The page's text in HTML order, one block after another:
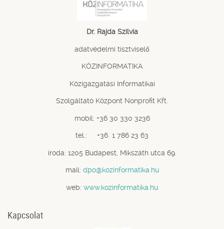
Dr. Rajda Szilvia
adatvédelmi tisztviselő
KÖZINFORMATIKA
Közigazgatási Informatikai
Szolgáltató Központ Nonprofit Kft.
mobil: +36 30 330 3236
tel.: +36 1 786 23 63
iroda: 1205 Budapest, Mikszáth utca 69.
mail: dpo@kozinformatika.hu
web: www.kozinformatika.hu
Kapcsolat